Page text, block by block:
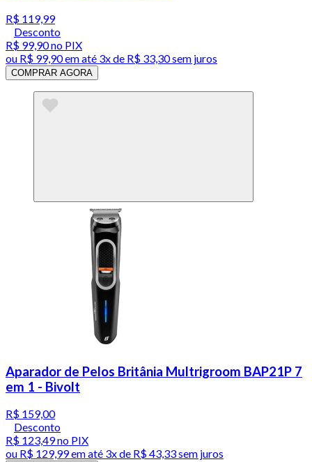
R$ 119,99
Desconto
R$ 99,90no PIX
ou R$ 99,90em até 3x de R$ 33,30 sem juros
COMPRAR AGORA
Aparador de Pelos Britânia Multrigroom BAP21P 7
em 1 - Bivolt
R$ 159,00
Desconto
R$ 123,49no PIX
ou R$ 129,99em até 3x de R$ 43,33 sem juros